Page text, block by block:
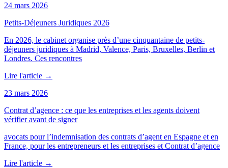
24 mars 2026
Petits-Déjeuners Juridiques 2026
En 2026, le cabinet organise près d’une cinquantaine de petits-
déjeuners juridiques à Madrid, Valence, Paris, Bruxelles, Berlin et
Londres. Ces rencontres
Lire l'article →
23 mars 2026
Contrat d’agence : ce que les entreprises et les agents doivent
vérifier avant de signer
avocats pour l’indemnisation des contrats d’agent en Espagne et en
France, pour les entrepreneurs et les entreprises et Contrat d’agence
Lire l'article →